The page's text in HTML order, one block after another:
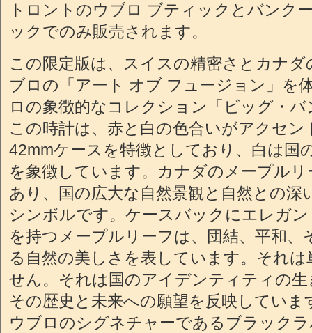
トロントのウブロ ブティックとバンク
ックでのみ販売されます。
この限定版は、スイスの精密さとカナ
ブロの「アート オブ フュージョン」を
ロの象徴的なコレクション「ビッグ・
この時計は、赤と白の色合いがアクセ
42mmケースを特徴としており、白は国
を象徴しています。カナダのメープル
あり、国の広大な自然景観と自然との深
シンボルです。ケースバックにエレガ
を持つメープルリーフは、団結、平和
る自然の美しさを表しています。それ
せん。それは国のアイデンティティの
その歴史と未来への願望を反映していま
ウブロのシグネチャーであるブラック